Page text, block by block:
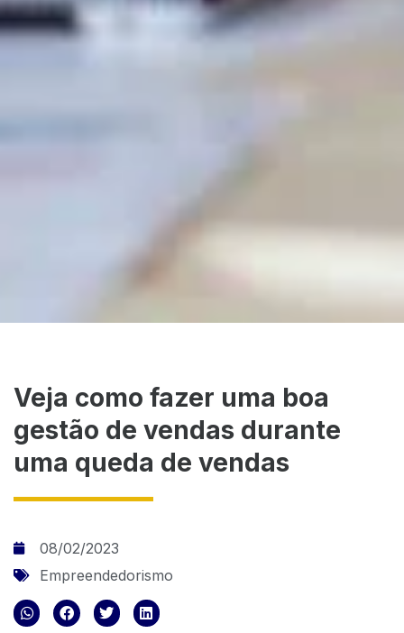
Veja como fazer uma boa
gestão de vendas durante
uma queda de vendas
08/02/2023
Empreendedorismo